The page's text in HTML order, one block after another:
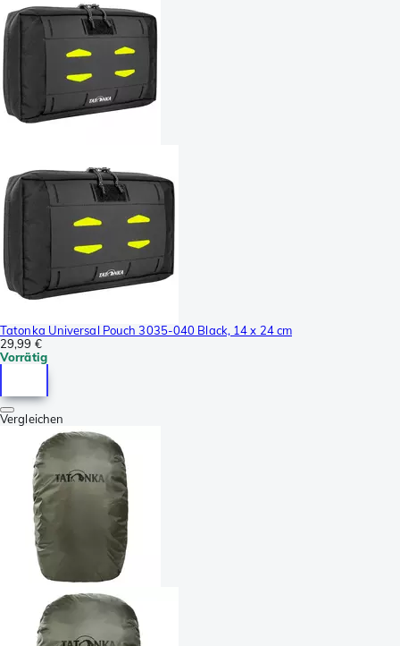
Tatonka Universal Pouch 3035-040 Black, 14 x 24 cm
29,99 €
Vorrätig
Vergleichen